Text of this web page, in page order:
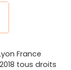
France
tous droits